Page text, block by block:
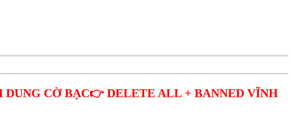
DUNG CỜ BẠC👉 DELETE ALL + BANNED VĨNH